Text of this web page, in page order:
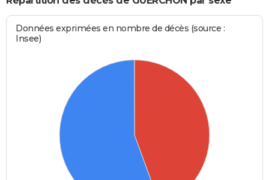
Données exprimées en nombre de décès (source :
Insee)